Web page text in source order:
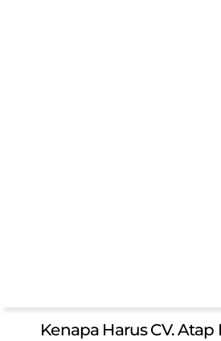
Kenapa Harus CV.